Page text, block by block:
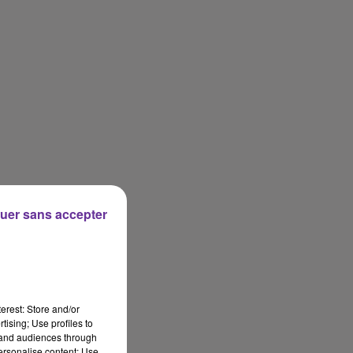
Store and/or
Use profiles to
audiences through
sans accepter